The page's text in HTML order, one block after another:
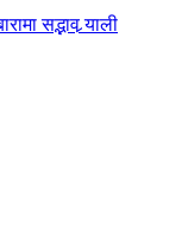
सद्भाव र्‍याली